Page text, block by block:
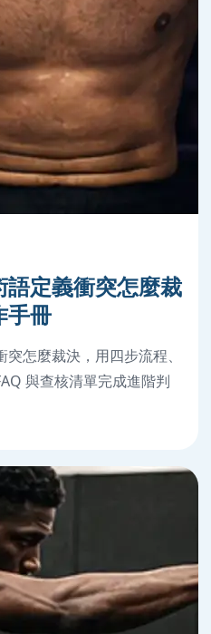
定義衝突怎麼裁
手冊
怎麼裁決，用四步流程、
與查核清單完成進階判